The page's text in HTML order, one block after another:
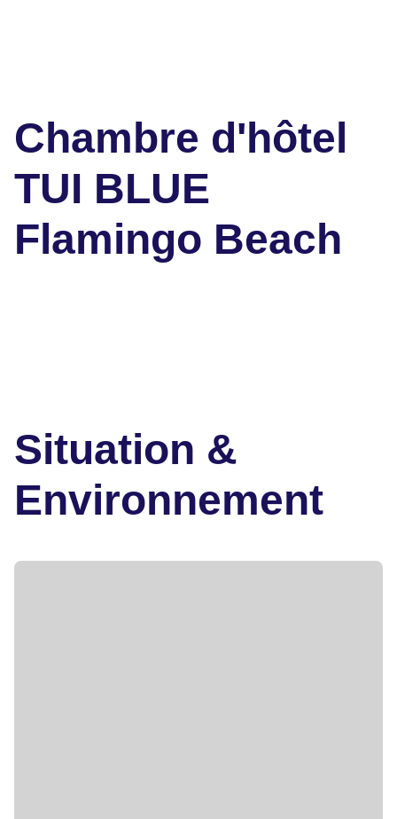
Chambre d'hôtel
TUI BLUE
Flamingo Beach
Situation &
Environnement